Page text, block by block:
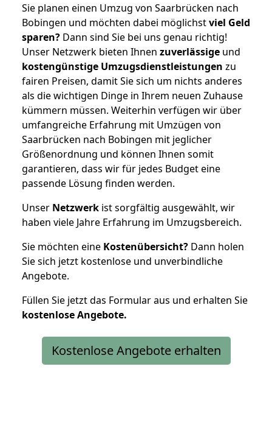
Sie planen einen Umzug von Saarbrücken nach
Bobingen und möchten dabei möglichstviel Geld
sparen? Dann sind Sie bei uns genau richtig!
Unser Netzwerk bieten Ihnen zuverlässige und
kostengünstige Umzugsdienstleistungen zu
fairen Preisen, damit Sie sich um nichts anderes
als die wichtigen Dinge in Ihrem neuen Zuhause
kümmern müssen. Weiterhin verfügen wir über
umfangreiche Erfahrung mit Umzügen von
Saarbrücken nach Bobingen mit jeglicher
Größenordnung und können Ihnen somit
garantieren, dass wir für jedes Budget eine
passende Lösung finden werden.
Unser Netzwerk ist sorgfältig ausgewählt, wir
haben viele Jahre Erfahrung im Umzugsbereich.
Sie möchten eine Kostenübersicht? Dann holen
Sie sich jetzt kostenlose und unverbindliche
Angebote.
Füllen Sie jetzt das Formular aus und erhalten Sie
kostenloseAngebote.
Kostenlose Angebote erhalten